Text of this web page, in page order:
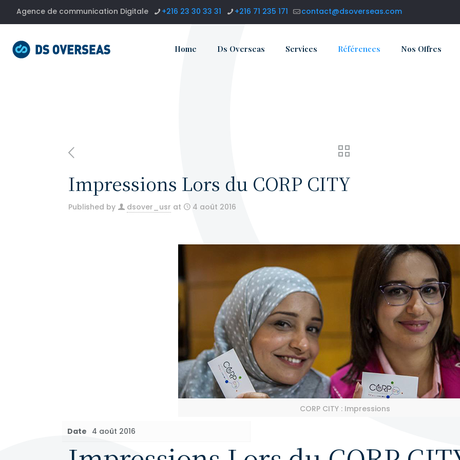
Agence de communication Digitale +216 23 30 33 31 +216 71 235 171 contact@dsoverseas.com
Home Ds Overseas Services Références Nos Offres
Impressions Lors du CORP CITY
Published by dsover_usr at 4 août 2016
CORP CITY : Impressions
Date 4 août 2016